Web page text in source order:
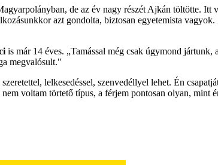
de az év nagy részét Ajkán töltötte. Itt
azt gondolta, biztosan egyetemista
is már 14 éves. „Tamással még csak úgymond
megvalósult."
lelkesedéssel, szenvedéllyel lehet. Én
voltam törtető típus, a férjem pontosan olyan,